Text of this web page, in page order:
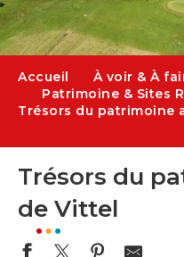
Accueil À voir & À
Patrimoine & Sites
Trésors du patrimoine
Trésors du
de Vittel